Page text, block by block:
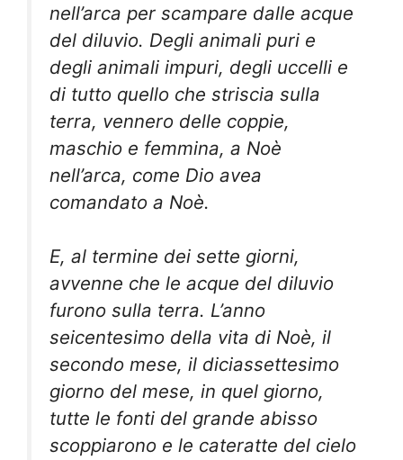
nell’arca per scampare dalle acque
del diluvio. Degli animali puri e
degli animali impuri, degli uccelli e
di tutto quello che striscia sulla
terra, vennero delle coppie,
maschio e femmina, a Noè
nell’arca, come Dio avea
comandato a Noè.
E, al termine dei sette giorni,
avvenne che le acque del diluvio
furono sulla terra. L’anno
seicentesimo della vita di Noè, il
secondo mese, il diciassettesimo
giorno del mese, in quel giorno,
tutte le fonti del grande abisso
scoppiarono e le cateratte del cielo